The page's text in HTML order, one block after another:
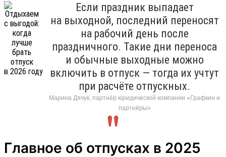
Если праздник выпадает
на выходной, последний переносят
на рабочий день после
праздничного. Такие дни переноса
и обычные выходные можно
включить в отпуск — тогда их учтут
при расчёте отпускных.
Марина Дячук, партнёр юридической компании «Графкин и
партнёры»
Главное об отпусках в 2025